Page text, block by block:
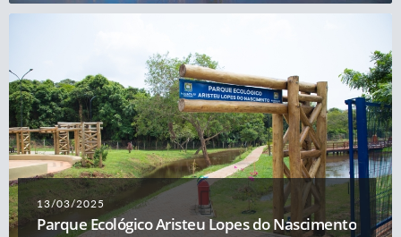
13/03/2025
Parque Ecológico Aristeu Lopes do Nascimento